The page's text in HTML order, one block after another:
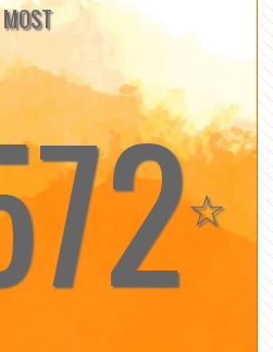
MOST
☆